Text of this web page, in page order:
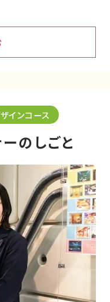
インコース
のしごと